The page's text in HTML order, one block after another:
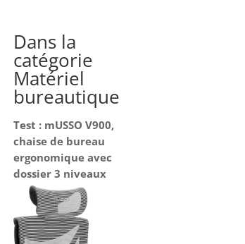
Dans la
catégorie
Matériel
bureautique
Test : mUSSO V900,
chaise de bureau
ergonomique avec
dossier 3 niveaux